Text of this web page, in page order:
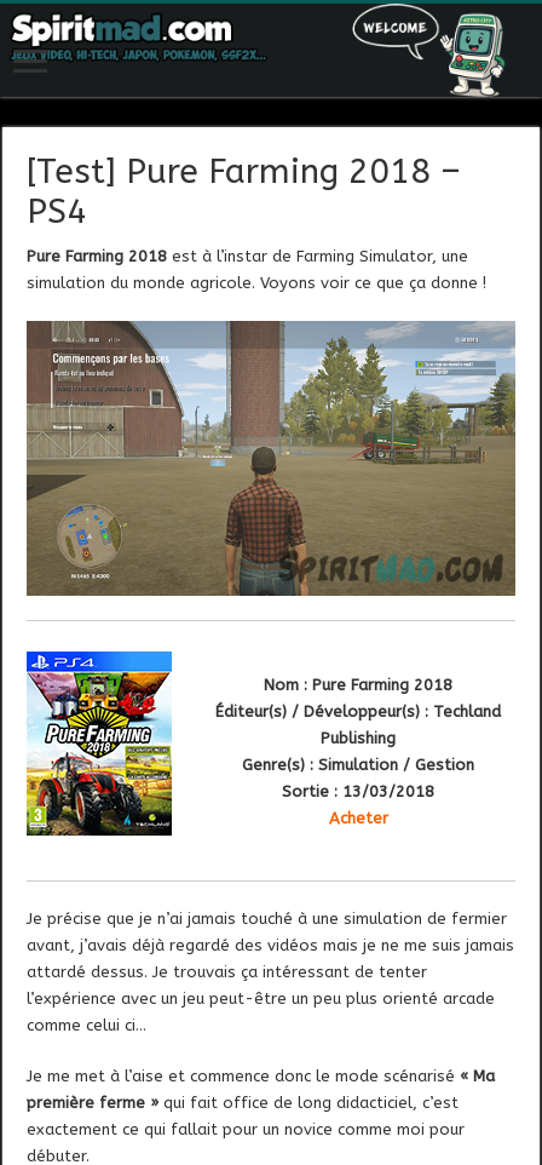
[Test] Pure Farming 2018 –
PS4
Pure Farming 2018 est à l’instar de Farming Simulator, une
simulation du monde agricole. Voyons voir ce que ça donne !
Nom : Pure Farming 2018
Éditeur(s) / Développeur(s) : Techland
Publishing
Genre(s) : Simulation / Gestion
Sortie : 13/03/2018
Acheter
Je précise que je n’ai jamais touché à une simulation de fermier
avant, j’avais déjà regardé des vidéos mais je ne me suis jamais
attardé dessus. Je trouvais ça intéressant de tenter
l’expérience avec un jeu peut-être un peu plus orienté arcade
comme celui ci…
Je me met à l’aise et commence donc le mode scénarisé « Ma
première ferme » qui fait office de long didacticiel, c’est
exactement ce qui fallait pour un novice comme moi pour
débuter.